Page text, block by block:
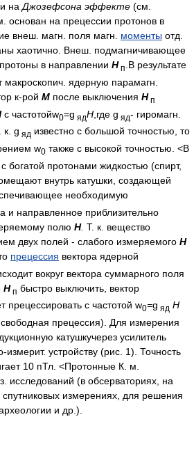
на Джозефсона эффекте (см.
основан на прецессии протонов в
внеш. магн. поля магн. моменты отд.
хаотично. Внеш. подмагничивающее
в направлении Н п .В результате
макроскопич. ядерную парамагн.
к-рой М после выключения H п
с частотойw0=g ядH ,где g яд- гиромагн.
к. g яд известно с большой точностью, то
w0 также с высокой точностью. <В
богатой протонами жидкостью (спирт,
внутрь катушки, создающей
необходимую
и направленное приблизительно
полю Н. Т. к. вещество
двух полей - слабого измеряемого Н
прецессия вектора ядерной
вокруг вектора суммарного поля
H п быстро выключить, вектор
прецессировать с частотой w0=g яд Н
прецессия). Для измерения
катушкучерез усилитель
измерит. устройству (рис. 1). Точность
10 пТл. <Протонные К. м.
исследований (в обсерваториях, на
измерениях, для решения
и др.).